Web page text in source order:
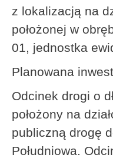
z lokalizacją na
położonej w
01, jednostka
Planowana
Odcinek drogi o
położony na
publiczną drogę
Południowa.